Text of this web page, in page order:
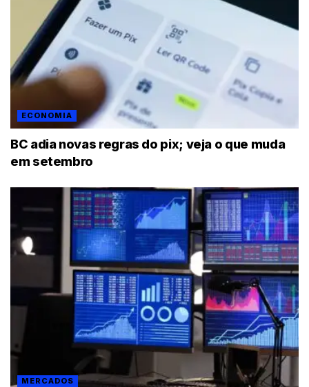
ECONOMIA
BC adia novas regras do pix; veja o que muda
em setembro
MERCADOS